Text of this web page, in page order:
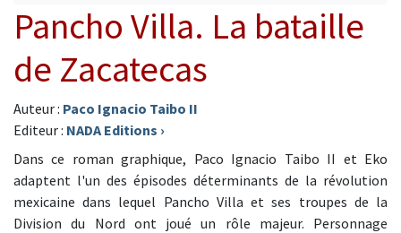
Pancho Villa. La bataille
de Zacatecas
Auteur : Paco Ignacio Taibo II
Editeur : NADA Editions ›
Dans ce roman graphique, Paco Ignacio Taibo II et Eko
adaptent l'un des épisodes déterminants de la révolution
mexicaine dans lequel Pancho Villa et ses troupes de la
Division du Nord ont joué un rôle majeur. Personnage